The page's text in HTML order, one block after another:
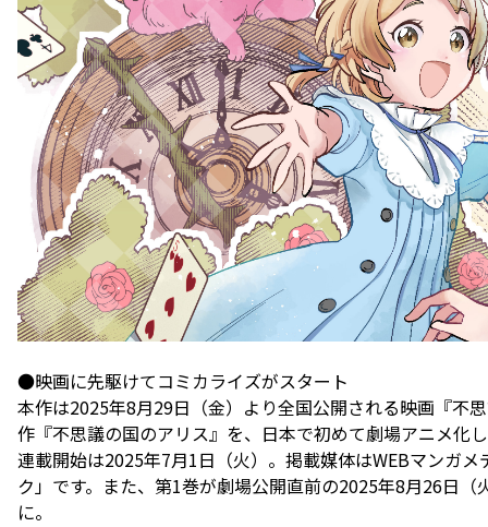
●映画に先駆けてコミカライズがスタート
本作は2025年8月29日（金）より全国公開される映画『不
作『不思議の国のアリス』を、日本で初めて劇場アニメ化
連載開始は2025年7月1日（火）。掲載媒体はWEBマンガ
ク」です。また、第1巻が劇場公開直前の2025年8月26日
に。